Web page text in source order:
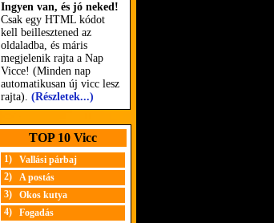
Ingyen van, és jó neked!
Csak egy HTML kódot
kell beillesztened az
oldaladba, és máris
megjelenik rajta a Nap
Vicce! (Minden nap
automatikusan új vicc lesz
rajta). (Részletek...)
TOP 10 Vicc
1)
Vallási párbaj
2)
A postás
3)
Okos kutya
4)
Fogadás